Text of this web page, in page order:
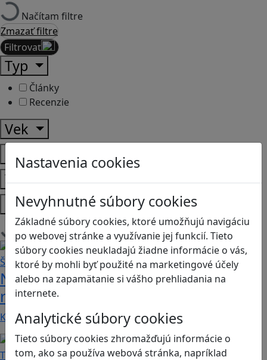
Nastavenia cookies
Nevyhnutné súbory cookies
Základné súbory cookies, ktoré umožňujú navigáciu
po webovej stránke a využívanie jej funkcií. Tieto
súbory cookies neukladajú žiadne informácie o vás,
ktoré by mohli byť použité na marketingové účely
alebo na zapamätanie si vášho prehliadania na
internete.
Analytické súbory cookies
Tieto súbory cookies zhromažďujú informácie o
tom, ako sa používa webová stránka, napríklad
Načítam filtre
Zmazať filtre
Filtrovať
Typ
Články
Recenzie
Vek
Predmety
Témy
Platformy
Načítam blogy
Návod pre rodičov: Ako na výber
rodičovského zámku? Štvrtá časť
Kvalitné aplikácie, ktoré ponúkajú bezpečné…